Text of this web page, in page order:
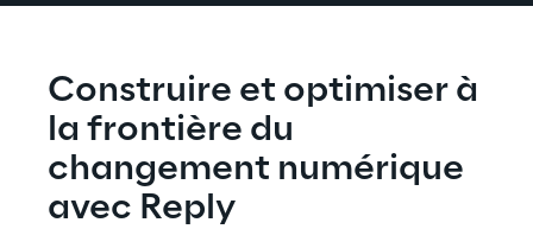
Construire et optimiser à
la frontière du
changement numérique
avec Reply